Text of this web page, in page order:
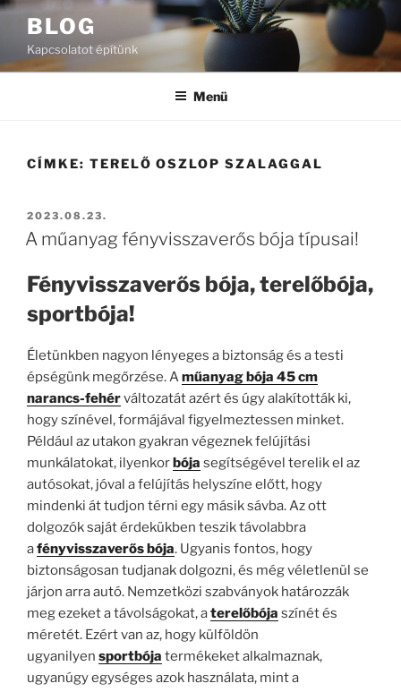
Tartalomhoz
BLOG
Kapcsolatot építünk
Menü
CÍMKE: TERELŐ OSZLOP SZALAGGAL
BEKÜLDVE:
2023.08.23.
A műanyag fényvisszaverős bója típusai!
Fényvisszaverős bója, terelőbója,
sportbója!
Életünkben nagyon lényeges a biztonság és a testi
épségünk megőrzése. Aműanyag bója 45 cm
narancs-fehérváltozatát azért és úgy alakították ki,
hogy színével, formájával figyelmeztessen minket.
Például az utakon gyakran végeznek felújítási
munkálatokat, ilyenkorbója segítségével terelik el az
autósokat, jóval a felújítás helyszíne előtt, hogy
mindenki át tudjon térni egy másik sávba. Az ott
dolgozók saját érdekükben teszik távolabbra
afényvisszaverős bója. Ugyanis fontos, hogy
biztonságosan tudjanak dolgozni, és még véletlenül se
járjon arra autó. Nemzetközi szabványok határozzák
meg ezeket a távolságokat, aterelőbója színét és
méretét. Ezért van az, hogy külföldön
ugyanilyen sportbója termékeket alkalmaznak,
ugyanúgy egységes azok használata, mint a